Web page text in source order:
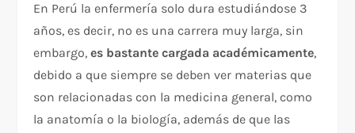
En Perú la enfermería solo dura estudiándose 3
años, es decir, no es una carrera muy larga, sin
embargo,es bastante cargada académicamente,
debido a que siempre se deben ver materias que
son relacionadas con la medicina general, como
la anatomía o la biología, además de que las